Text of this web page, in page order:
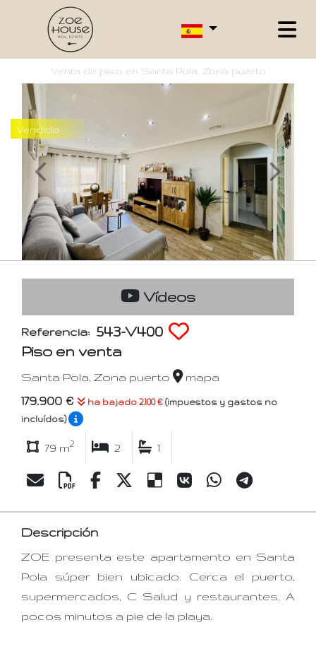
Venta de piso en Santa Pola, Zona puerto
Vendido
Vídeos
Referencia: 543-V400
Piso en venta
Santa Pola, Zona puerto mapa
179.900 € ha bajado 2.100 € (impuestos y gastos no
incluídos)
79 m2 2 1
Descripción
ZOE presenta este apartamento en Santa
Pola súper bien ubicado. Cerca el puerto,
supermercados, C Salud y restaurantes. A
pocos minutos a pie de la playa.